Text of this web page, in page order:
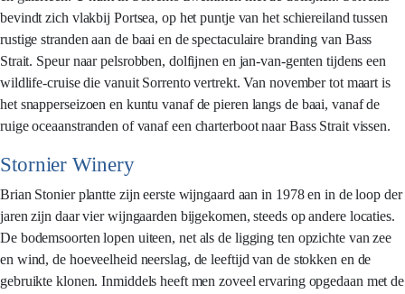
bevindt zich vlakbij Portsea, op het puntje van het schiereiland tussen
rustige stranden aan de baai en de spectaculaire branding van Bass
Strait. Speur naar pelsrobben, dolfijnen en jan-van-genten tijdens een
wildlife-cruise die vanuit Sorrento vertrekt. Van november tot maart is
het snapperseizoen en kuntu vanaf de pieren langs de baai, vanaf de
ruige oceaanstranden of vanaf een charterboot naar Bass Strait vissen.
Stornier Winery
Brian Stonier plantte zijn eerste wijngaard aan in 1978 en in de loop der
jaren zijn daar vier wijngaarden bijgekomen, steeds op andere locaties.
De bodemsoorten lopen uiteen, net als de ligging ten opzichte van zee
en wind, de hoeveelheid neerslag, de leeftijd van de stokken en de
gebruikte klonen. Inmiddels heeft men zoveel ervaring opgedaan met de